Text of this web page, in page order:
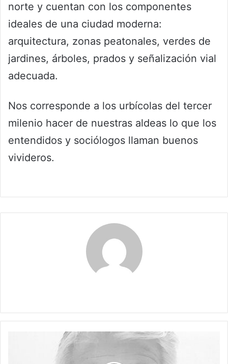
norte y cuentan con los componentes
ideales de una ciudad moderna:
arquitectura, zonas peatonales, verdes de
jardines, árboles, prados y señalización vial
adecuada.
Nos corresponde a los urbícolas del tercer
milenio hacer de nuestras aldeas lo que los
entendidos y sociólogos llaman buenos
vivideros.